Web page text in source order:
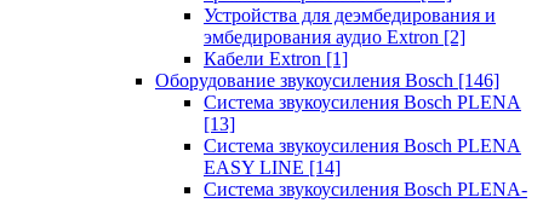
Устройства для деэмбедирования и
эмбедирования аудио Extron [2]
Кабели Extron [1]
Оборудование звукоусиления Bosch [146]
Система звукоусиления Bosch PLENA
[13]
Система звукоусиления Bosch PLENA
EASY LINE [14]
Система звукоусиления Bosch PLENA-